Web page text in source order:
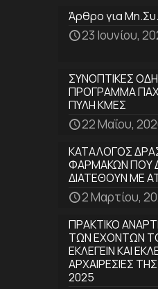
Άρθρο για
23 Ιουνίου,
ΣΥΝΟΠΤΙΚΕΣ
ΠΡΟΓΡΑΜΜΑ
ΠΥΛΗ ΚΜΕΣ
22 Μαΐου,
ΚΑΤΑΛΟΓΟΣ
ΦΑΡΜΑΚΩΝ ΠΟΥ
ΔΙΑΤΕΘΟΥΝ ΜΕ
2 Μαρτίου,
ΠΡΑΚΤΙΚΟ
ΤΩΝ ΕΧΟΝΤΩΝ
ΕΚΛΕΓΕΙΝ ΚΑΙ
ΑΡΧΑΙΡΕΣΙΕΣ
2025